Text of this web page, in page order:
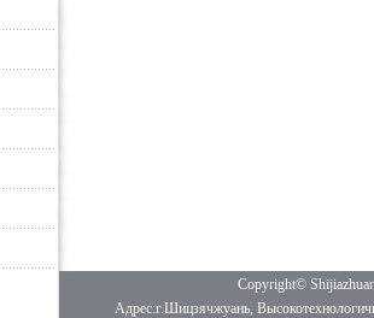
Copyright©
Адрес:г.Шицзячжуань,